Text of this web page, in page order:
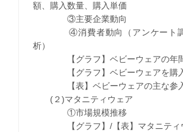
額、購入数量、購入単価
③主要企業動向
④消費者動向（アンケート調
析）
【グラフ】ベビーウェアの年間
【グラフ】ベビーウェアを購
【表】ベビーウェアの主な参
(２)マタニティウェア
①市場規模推移
【グラフ】/【表】マタニティウ